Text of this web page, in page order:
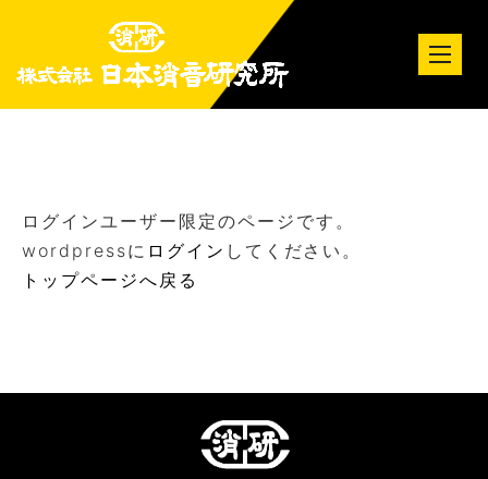
ログインユーザー限定のページです。
wordpressに ログイン してください。
トップページへ戻る